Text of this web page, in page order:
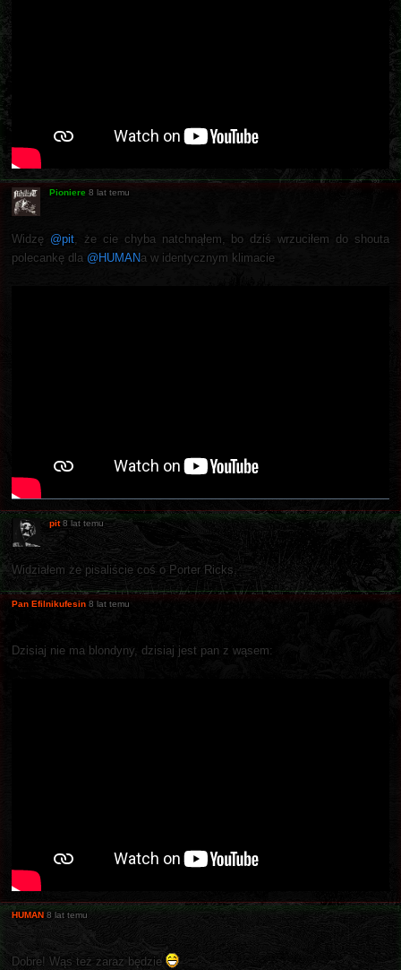
Pioniere 8 lat temu
Widzę @pit, że cie chyba natchnąłem, bo dziś wrzuciłem do shouta
polecankę dla @HUMANa w identycznym klimacie
pit 8 lat temu
Widziałem że pisaliście coś o Porter Ricks.
Pan Efilnikufesin 8 lat temu
Dzisiaj nie ma blondyny, dzisiaj jest pan z wąsem:
HUMAN 8 lat temu
Dobre! Wąs też zaraz będzie